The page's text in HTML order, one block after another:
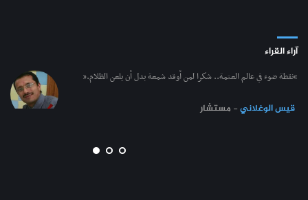
آراء القراء
“نقطة ضوء في عالم العتمة.. شكرا لمن أوقد شمعة بدل أن يلعن الظلام.”
قيس الوغلاني- مستشار